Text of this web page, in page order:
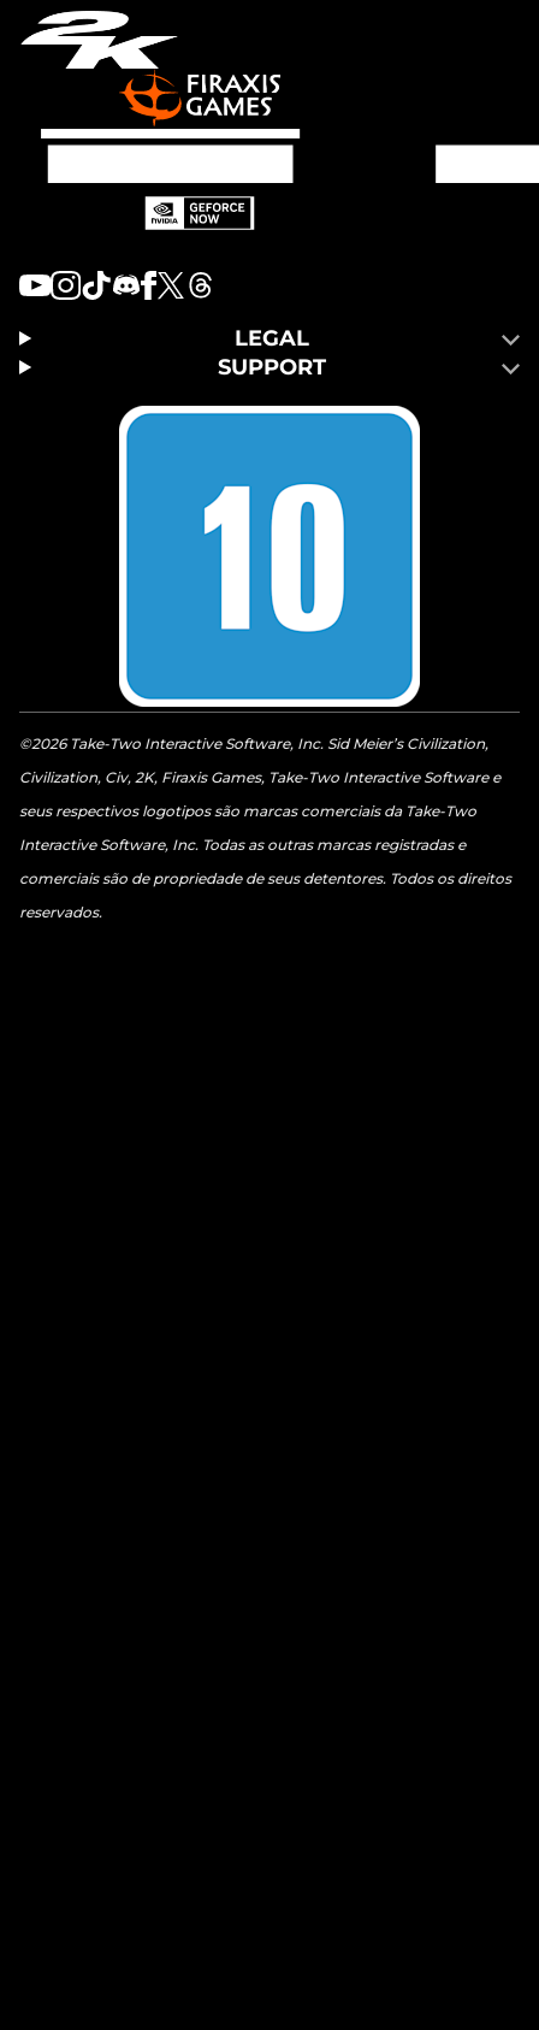
LEGAL
SUPPORT
©2026 Take-Two Interactive Software, Inc. Sid Meier’s Civilization,
Civilization, Civ, 2K, Firaxis Games, Take-Two Interactive Software e
seus respectivos logotipos são marcas comerciais da Take-Two
Interactive Software, Inc. Todas as outras marcas registradas e
comerciais são de propriedade de seus detentores. Todos os direitos
reservados.